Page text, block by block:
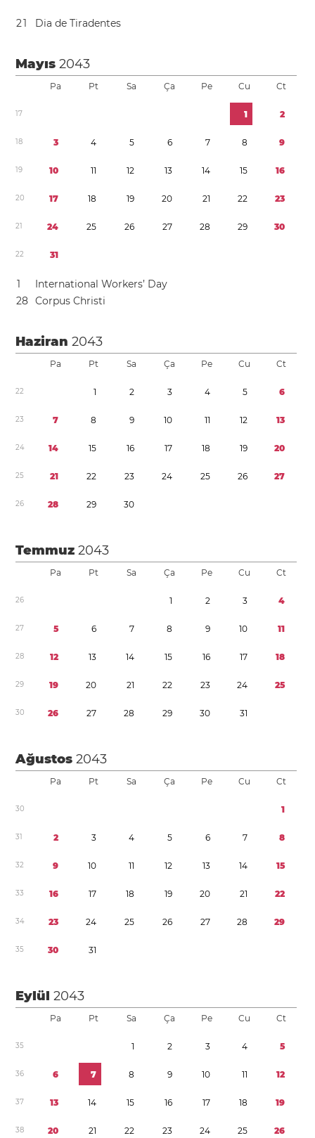
21 Dia de Tiradentes
Mayıs2043
Pa Pt Sa Ça Pe Cu Ct
17 1 2
18 3 4 5 6 7 8 9
19 10 11 12 13 14 15 16
20 17 18 19 20 21 22 23
21 24 25 26 27 28 29 30
22 31
1
International Workers’ Day
28 Corpus Christi
Haziran2043
Pa Pt Sa Ça Pe Cu Ct
22 1 2 3 4 5 6
23 7 8 9 10 11 12 13
24 14 15 16 17 18 19 20
25 21 22 23 24 25 26 27
26 28 29 30
Temmuz2043
Pa Pt Sa Ça Pe Cu Ct
26 1 2 3 4
27 5 6 7 8 9 10 11
28 12 13 14 15 16 17 18
29 19 20 21 22 23 24 25
30 26 27 28 29 30 31
Ağustos2043
Pa Pt Sa Ça Pe Cu Ct
30 1
31 2 3 4 5 6 7 8
32 9 10 11 12 13 14 15
33 16 17 18 19 20 21 22
34 23 24 25 26 27 28 29
35 30 31
Eylül2043
Pa Pt Sa Ça Pe Cu Ct
35 1 2 3 4 5
36 6 7 8 9 10 11 12
37 13 14 15 16 17 18 19
38 20 21 22 23 24 25 26